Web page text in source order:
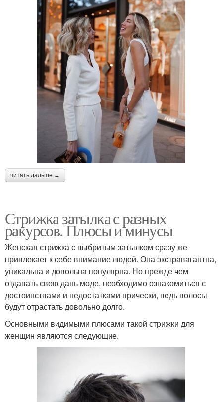
читать дальше →
Стрижка затылка с разных
ракурсов. Плюсы и минусы
Женская стрижка с выбритым затылком сразу же
привлекает к себе внимание людей. Она экстравагантна,
уникальна и довольна популярна. Но прежде чем
отдавать свою дань моде, необходимо ознакомиться с
достоинствами и недостатками прически, ведь волосы
будут отрастать довольно долго.
Основными видимыми плюсами такой стрижки для
женщин являются следующие.